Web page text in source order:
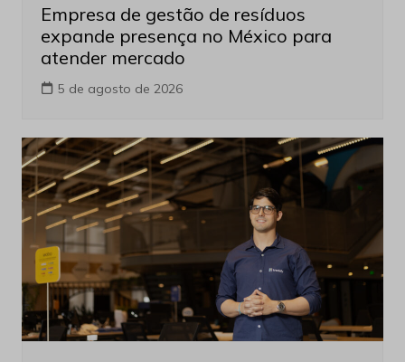
Empresa de gestão de resíduos
expande presença no México para
atender mercado
5 de agosto de 2026